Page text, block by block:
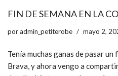
FIN DE SEMANA EN LA
poradmin_petiterobe mayo 2,
Tenía muchas ganas de pasar un
Brava, y ahora vengo a